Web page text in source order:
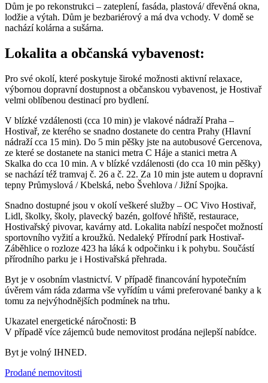
Dům je po rekonstrukci – zateplení, fasáda, plastová/ dřevěná okna,
lodžie a výtah. Dům je bezbariérový a má dva vchody. V domě se
nachází kolárna a sušárna.
Lokalita a občanská vybavenost:
Pro své okolí, které poskytuje široké možnosti aktivní relaxace,
výbornou dopravní dostupnost a občanskou vybavenost, je Hostivař
velmi oblíbenou destinací pro bydlení.
V blízké vzdálenosti (cca 10 min) je vlakové nádraží Praha –
Hostivař, ze kterého se snadno dostanete do centra Prahy (Hlavní
nádraží cca 15 min). Do 5 min pěšky jste na autobusové Gercenova,
ze které se dostanete na stanici metra C Háje a stanici metra A
Skalka do cca 10 min. A v blízké vzdálenosti (do cca 10 min pěšky)
se nachází též tramvaj č. 26 a č. 22. Za 10 min jste autem u dopravní
tepny Průmyslová / Kbelská, nebo Švehlova / Jižní Spojka.
Snadno dostupné jsou v okolí veškeré služby – OC Vivo Hostivař,
Lidl, školky, školy, plavecký bazén, golfové hřiště, restaurace,
Hostivařský pivovar, kavárny atd. Lokalita nabízí nespočet možností
sportovního vyžití a kroužků. Nedaleký Přírodní park Hostivař-
Záběhlice o rozloze 423 ha láká k odpočinku i k pohybu. Součástí
přírodního parku je i Hostivařská přehrada.
Byt je v osobním vlastnictví. V případě financování hypotečním
úvěrem vám ráda zdarma vše vyřídím u vámi preferované banky a k
tomu za nejvýhodnějších podmínek na trhu.
Ukazatel energetické náročnosti: B
V případě více zájemců bude nemovitost prodána nejlepší nabídce.
Byt je volný IHNED.
Prodané nemovitosti